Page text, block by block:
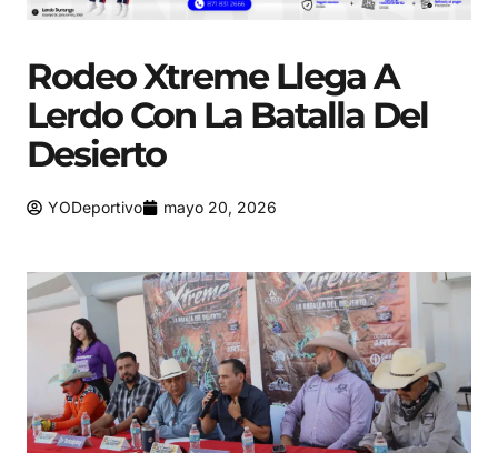
Rodeo Xtreme Llega A
Lerdo Con La Batalla Del
Desierto
YODeportivo mayo 20, 2026